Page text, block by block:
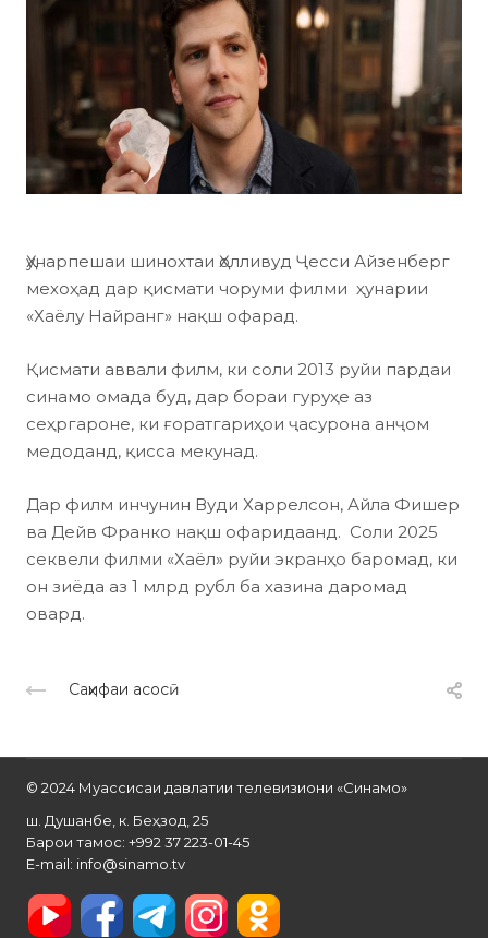
Ҳунарпешаи шинохтаи Ҳолливуд Ҷесси Айзенберг
мехоҳад дар қисмати чоруми филми ҳунарии
«Хаёлу Найранг» нақш офарад.
Қисмати аввали филм, ки соли 2013 руйи пардаи
синамо омада буд, дар бораи гуруҳе аз
сеҳргароне, ки ғоратгариҳои ҷасурона анҷом
медоданд, қисса мекунад.
Дар филм инчунин Вуди Харрелсон, Айла Фишер
ва Дейв Франко нақш офаридаанд. Соли 2025
секвели филми «Хаёл» руйи экранҳо баромад, ки
он зиёда аз 1 млрд рубл ба хазина даромад
овард.
Саҳифаи асосӣ
© 2024 Муассисаи давлатии телевизиони «Синамо»
ш. Душанбе, к. Беҳзод, 25
Барои тамос: +992 37 223-01-45
E-mail: info@sinamo.tv